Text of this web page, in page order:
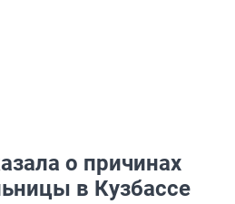
о причинах
в Кузбассе